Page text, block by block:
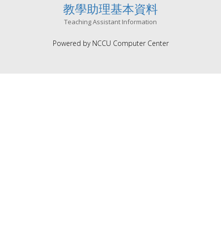
教學助理基本資料
Teaching Assistant Information
Powered by NCCU Computer Center